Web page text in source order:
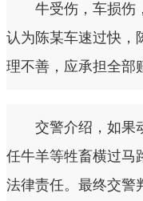
牛受伤，车损伤，
认为陈某车速过快，
理不善，应承担全部
交警介绍，如果动
任牛羊等牲畜横过马
法律责任。最终交警